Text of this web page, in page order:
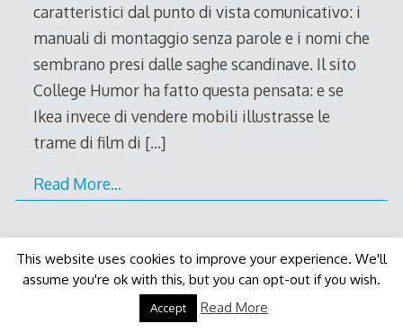
caratteristici dal punto di vista comunicativo: i
manuali di montaggio senza parole e i nomi che
sembrano presi dalle saghe scandinave. Il sito
College Humor ha fatto questa pensata: e se
Ikea invece di vendere mobili illustrasse le
trame di film di […]
Read More…
Decode Themeby Macho Themes
This website uses cookies to improve your experience. We'll
assume you're ok with this, but you can opt-out if you wish.
Accept Read More